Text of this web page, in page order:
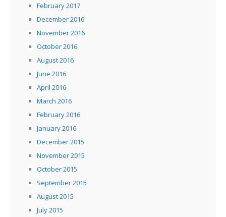
February 2017
December 2016
November 2016
October 2016
August 2016
June 2016
April 2016
March 2016
February 2016
January 2016
December 2015
November 2015
October 2015
September 2015
August 2015
July 2015